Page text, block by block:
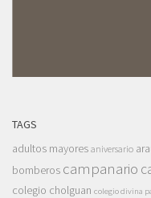
TAGS
adultos mayores aniversario
bomberos campanario
colegio cholguan colegio divina